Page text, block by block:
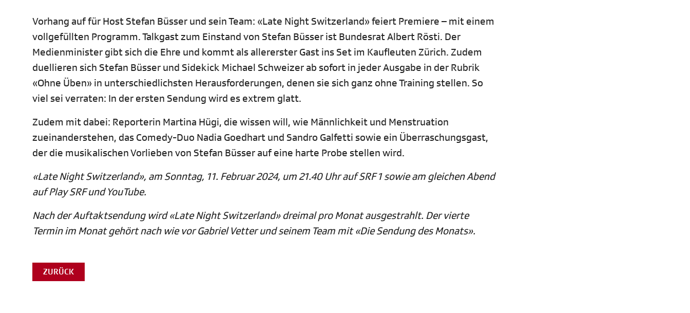
Vorhang auf für Host Stefan Büsser und sein Team: «Late Night Switzerland» feiert Premiere – mit einem
vollgefüllten Programm. Talkgast zum Einstand von Stefan Büsser ist Bundesrat Albert Rösti. Der
Medienminister gibt sich die Ehre und kommt als allererster Gast ins Set im Kaufleuten Zürich. Zudem
duellieren sich Stefan Büsser und Sidekick Michael Schweizer ab sofort in jeder Ausgabe in der Rubrik
«Ohne Üben» in unterschiedlichsten Herausforderungen, denen sie sich ganz ohne Training stellen. So
viel sei verraten: In der ersten Sendung wird es extrem glatt.
Zudem mit dabei: Reporterin Martina Hügi, die wissen will, wie Männlichkeit und Menstruation
zueinanderstehen, das Comedy-Duo Nadia Goedhart und Sandro Galfetti sowie ein Überraschungsgast,
der die musikalischen Vorlieben von Stefan Büsser auf eine harte Probe stellen wird.
«Late Night Switzerland», am Sonntag, 11. Februar 2024, um 21.40 Uhr auf SRF 1 sowie am gleichen Abend
auf Play SRF und YouTube.
Nach der Auftaktsendung wird «Late Night Switzerland» dreimal pro Monat ausgestrahlt. Der vierte
Termin im Monat gehört nach wie vor Gabriel Vetter und seinem Team mit «Die Sendung des Monats».
ZURÜCK